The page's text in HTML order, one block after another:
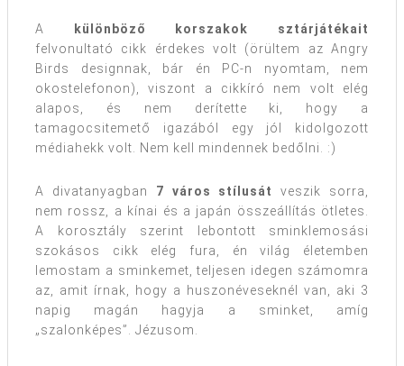
A
különböző korszakok sztárjátékait
felvonultató cikk érdekes volt (örültem az Angry
Birds designnak, bár én PC-n nyomtam, nem
okostelefonon), viszont a cikkíró nem volt elég
alapos, és nem derítette ki, hogy a
tamagocsitemető igazából egy jól kidolgozott
médiahekk volt. Nem kell mindennek bedőlni. :)
A divatanyagban 7 város stílusát
veszik sorra,
nem rossz, a kínai és a japán összeállítás ötletes.
A korosztály szerint lebontott sminklemosási
szokásos cikk elég fura, én világ életemben
lemostam a sminkemet, teljesen idegen számomra
az, amit írnak, hogy a huszonéveseknél van, aki 3
napig magán hagyja a sminket, amíg
„szalonképes”. Jézusom.